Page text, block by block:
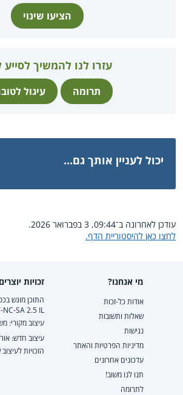
הציעו שינוי
עזרו לנו להמשיך לסייע
תרומה עיגול
יכול לעניין אותך גם...
עודכן לאחרונה ב־09:44, 3 בפברואר 2026.
לחצו כאן להיסטוריית הדף.
מי אנחנו?
אודות כל-זכות
שאלות ותשובות
נגישות
מדיניות הפרטיות והאתר
עדכונים אחרונים
תנו לנו משוב!
לתרומה
זכויות יוצרים
SA 2.5 IL.
עיצוב מקורי:
עיצוב חדש:
הזכויות